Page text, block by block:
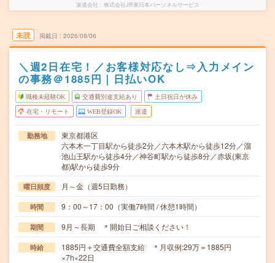
派遣会社 株式会社JR東日本パーソネルサービス
未読 掲載日 2026/08/06
＼週2日在宅！／お客様対応なし⇒入力メイン
の事務＠1885円｜日払いOK
職種未経験OK 交通費別途支給あり 土日祝日が休み
在宅・リモート WEB登録OK 派遣
勤務地
東京都港区
六本木一丁目駅から徒歩2分／六本木駅から徒歩12分／溜
池山王駅から徒歩4分／神谷町駅から徒歩8分／赤坂(東京
都)駅から徒歩9分
曜日頻度 月～金（週5日勤務）
時間 9：00～17：00（実働7時間 / 休憩1時間）
期間 9月～長期 ＊開始日ご相談ください！
時給
1885円＋交通費全額支給 ＊月収例:29万＝1885円
×7h×22日